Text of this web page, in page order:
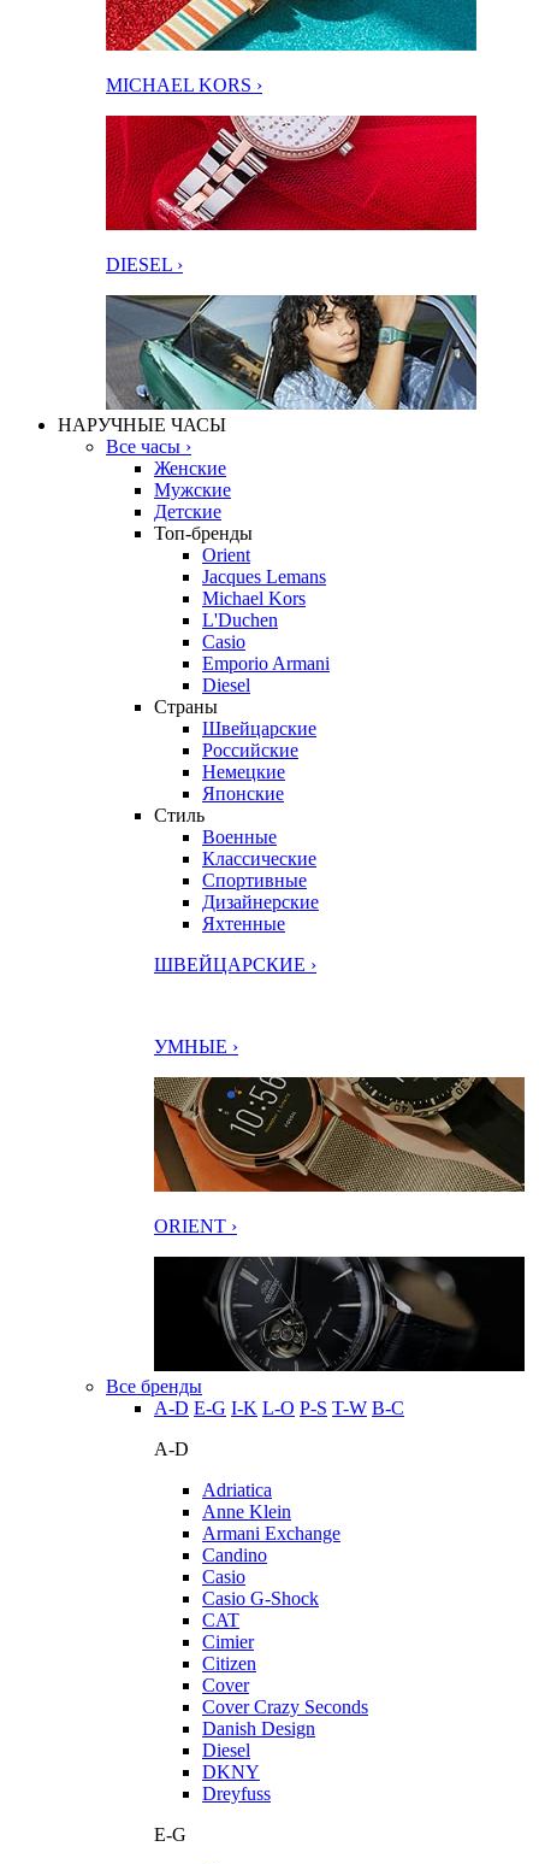
MICHAEL KORS ›
DIESEL ›
НАРУЧНЫЕ ЧАСЫ
Все часы ›
Женские
Мужские
Детские
Топ-бренды
Orient
Jacques Lemans
Michael Kors
L'Duchen
Casio
Emporio Armani
Diesel
Страны
Швейцарские
Российские
Немецкие
Японские
Стиль
Военные
Классические
Спортивные
Дизайнерские
Яхтенные
ШВЕЙЦАРСКИЕ ›
УМНЫЕ ›
ORIENT ›
Все бренды
A-D E-G I-K L-O P-S T-W В-С
A-D
Adriatica
Anne Klein
Armani Exchange
Candino
Casio
Casio G-Shock
CAT
Cimier
Citizen
Cover
Cover Crazy Seconds
Danish Design
Diesel
DKNY
Dreyfuss
E-G